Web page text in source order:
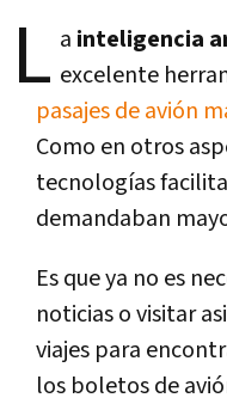
L a inteligencia
excelente
pasajes de avión
Como en otros
tecnologías
demandaban
Es que ya no es
noticias o visitar
viajes para
los boletos de